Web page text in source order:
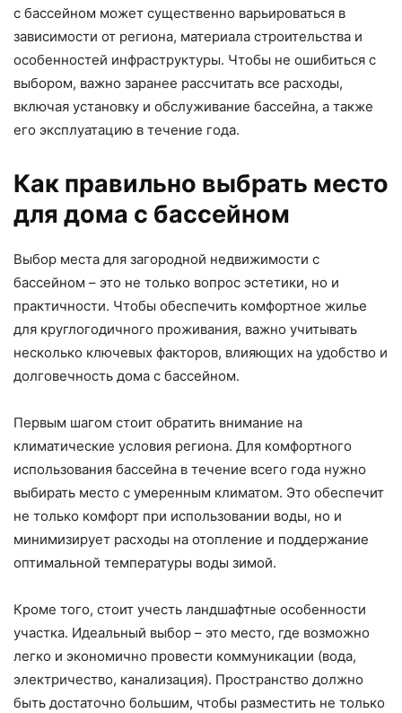
с бассейном может существенно варьироваться в
зависимости от региона, материала строительства и
особенностей инфраструктуры. Чтобы не ошибиться с
выбором, важно заранее рассчитать все расходы,
включая установку и обслуживание бассейна, а также
его эксплуатацию в течение года.
Как правильно выбрать место
для дома с бассейном
Выбор места для загородной недвижимости с
бассейном – это не только вопрос эстетики, но и
практичности. Чтобы обеспечить комфортное жилье
для круглогодичного проживания, важно учитывать
несколько ключевых факторов, влияющих на удобство и
долговечность дома с бассейном.
Первым шагом стоит обратить внимание на
климатические условия региона. Для комфортного
использования бассейна в течение всего года нужно
выбирать место с умеренным климатом. Это обеспечит
не только комфорт при использовании воды, но и
минимизирует расходы на отопление и поддержание
оптимальной температуры воды зимой.
Кроме того, стоит учесть ландшафтные особенности
участка. Идеальный выбор – это место, где возможно
легко и экономично провести коммуникации (вода,
электричество, канализация). Пространство должно
быть достаточно большим, чтобы разместить не только